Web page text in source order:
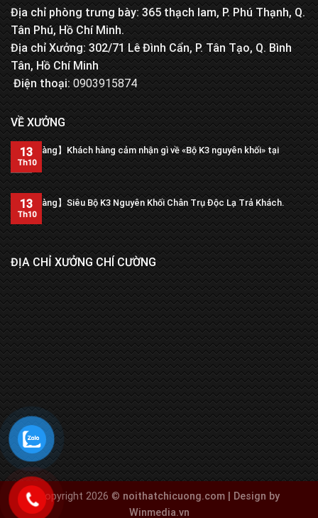
Địa chỉ phòng trưng bày: 365 thạch lam, P. Phú Thạnh, Q.
Tân Phú, Hồ Chí Minh.
Địa chỉ Xưởng: 302/71 Lê Đình Cẩn, P. Tân Tạo, Q. Bình
Tân, Hồ Chí Minh
Điện thoại:0903915874
VỀ XƯỞNG
【Trả hàng】Khách hàng cảm nhận gì về «Bộ K3 nguyên khối» tại
xưởng?
13
Th10
【Trả hàng】Siêu Bộ K3 Nguyên Khối Chân Trụ Độc Lạ Trả Khách.
13
Th10
ĐỊA CHỈ XƯỞNG CHÍ CƯỜNG
Copyright 2026 © noithatchicuong.com | Design by
Winmedia.vn